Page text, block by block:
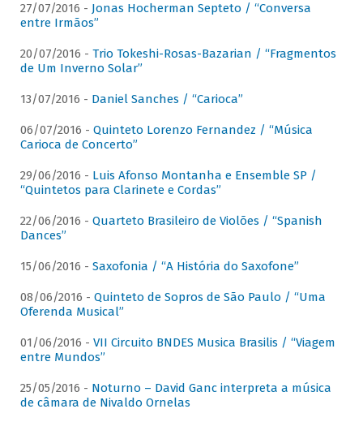
27/07/2016 - Jonas Hocherman Septeto / “Conversa
entre Irmãos”
20/07/2016 - Trio Tokeshi-Rosas-Bazarian / “Fragmentos
de Um Inverno Solar”
13/07/2016 - Daniel Sanches / “Carioca”
06/07/2016 - Quinteto Lorenzo Fernandez / “Música
Carioca de Concerto”
29/06/2016 - Luis Afonso Montanha e Ensemble SP /
“Quintetos para Clarinete e Cordas”
22/06/2016 - Quarteto Brasileiro de Violões / “Spanish
Dances”
15/06/2016 - Saxofonia / “A História do Saxofone”
08/06/2016 - Quinteto de Sopros de São Paulo / “Uma
Oferenda Musical”
01/06/2016 - VII Circuito BNDES Musica Brasilis / “Viagem
entre Mundos”
25/05/2016 - Noturno – David Ganc interpreta a música
de câmara de Nivaldo Ornelas